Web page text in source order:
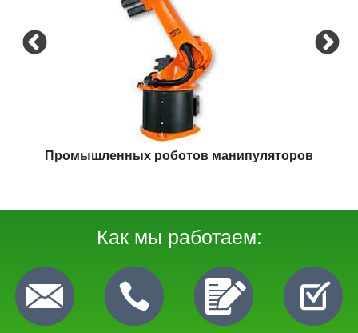
Промышленных роботов манипуляторов
Как мы работаем: